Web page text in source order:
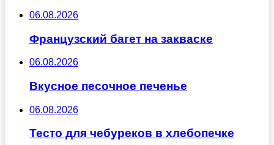
06.08.2026
Французский багет на закваске
06.08.2026
Вкусное песочное печенье
06.08.2026
Тесто для чебуреков в хлебопечке